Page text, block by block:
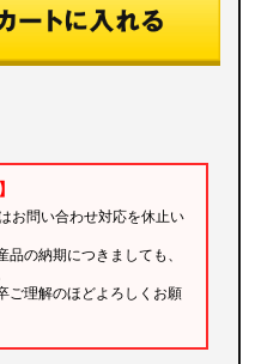
お問い合わせ対応を休止い
の納期につきましても、
ご理解のほどよろしくお願